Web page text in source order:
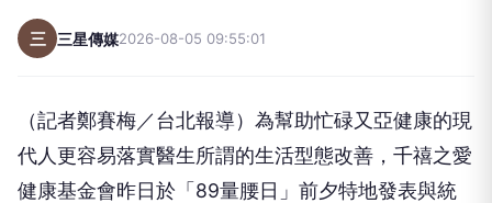
三 三星傳媒2026-08-05 09:55:01
（記者鄭賽梅／台北報導）為幫助忙碌又亞健康的現
代人更容易落實醫生所謂的生活型態改善，千禧之愛
健康基金會昨日於「89量腰日」前夕特地發表與統